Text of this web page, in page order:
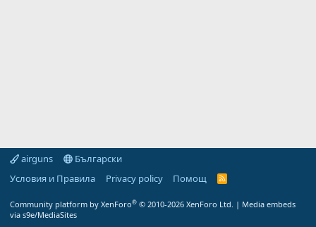
airguns
Български
Условия и Правила
Privacy policy Помощ
R
Community platform by XenForo® © 2010-2026 XenForo Ltd. | Media embeds
via s9e/MediaSites